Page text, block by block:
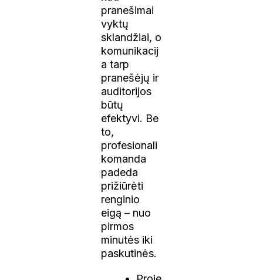
pranešimai
vyktų
sklandžiai, o
komunikacij
a tarp
pranešėjų ir
auditorijos
būtų
efektyvi. Be
to,
profesionali
komanda
padeda
prižiūrėti
renginio
eigą – nuo
pirmos
minutės iki
paskutinės.